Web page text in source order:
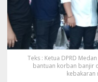
b
a
n
B
a
n
j
i
Teks : Ketua DPRD
bantuan korban banjir
kebakaran